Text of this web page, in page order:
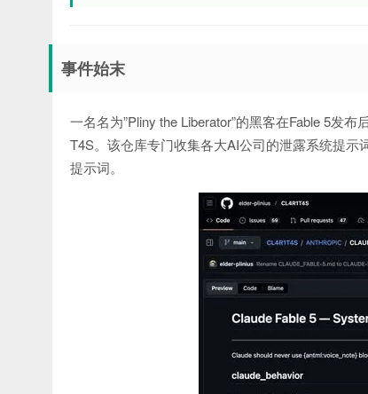
事件始末
一名名为”Pliny the Liberator”的黑客在Fable 5发
T4S。该仓库专门收集各大AI公司的泄露系统提
提示词。